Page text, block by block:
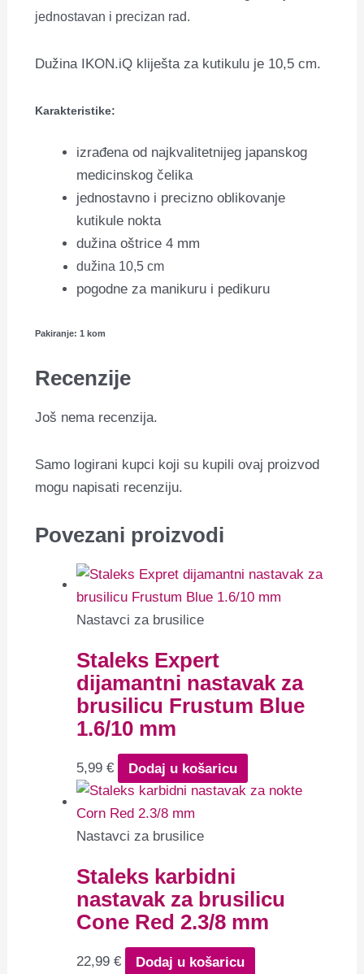
jednostavan i precizan rad.
Dužina IKON.iQ kliješta za kutikulu je 10,5 cm.
Karakteristike:
izrađena od najkvalitetnijeg japanskog
medicinskog čelika
jednostavno i precizno oblikovanje
kutikule nokta
dužina oštrice 4 mm
dužina 10,5 cm
pogodne za manikuru i pedikuru
Pakiranje: 1 kom
Recenzije
Još nema recenzija.
Samo logirani kupci koji su kupili ovaj proizvod
mogu napisati recenziju.
Povezani proizvodi
Nastavci za brusilice
Staleks Expert
dijamantni nastavak za
brusilicu Frustum Blue
1.6/10 mm
5,99€ Dodaj u košaricu
Nastavci za brusilice
Staleks karbidni
nastavak za brusilicu
Cone Red 2.3/8 mm
22,99€ Dodaj u košaricu